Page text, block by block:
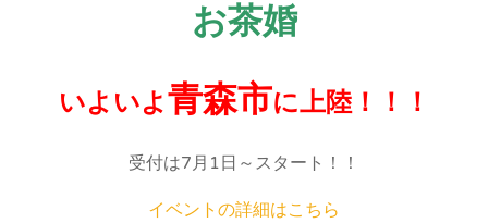
お茶婚
いよいよ青森市に上陸！！！
受付は7月1日～スタート！！
イベントの詳細はこちら